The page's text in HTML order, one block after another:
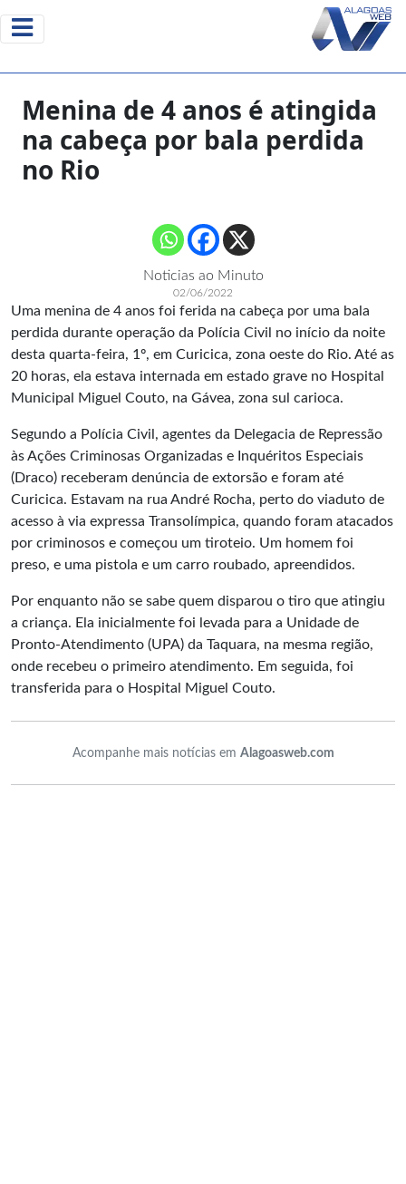
Menina de 4 anos é atingida
na cabeça por bala perdida
no Rio
Noticias ao Minuto
02/06/2022
Uma menina de 4 anos foi ferida na cabeça por uma bala
perdida durante operação da Polícia Civil no início da noite
desta quarta-feira, 1º, em Curicica, zona oeste do Rio. Até as
20 horas, ela estava internada em estado grave no Hospital
Municipal Miguel Couto, na Gávea, zona sul carioca.
Segundo a Polícia Civil, agentes da Delegacia de Repressão
às Ações Criminosas Organizadas e Inquéritos Especiais
(Draco) receberam denúncia de extorsão e foram até
Curicica. Estavam na rua André Rocha, perto do viaduto de
acesso à via expressa Transolímpica, quando foram atacados
por criminosos e começou um tiroteio. Um homem foi
preso, e uma pistola e um carro roubado, apreendidos.
Por enquanto não se sabe quem disparou o tiro que atingiu
a criança. Ela inicialmente foi levada para a Unidade de
Pronto-Atendimento (UPA) da Taquara, na mesma região,
onde recebeu o primeiro atendimento. Em seguida, foi
transferida para o Hospital Miguel Couto.
Acompanhe mais notícias em Alagoasweb.com